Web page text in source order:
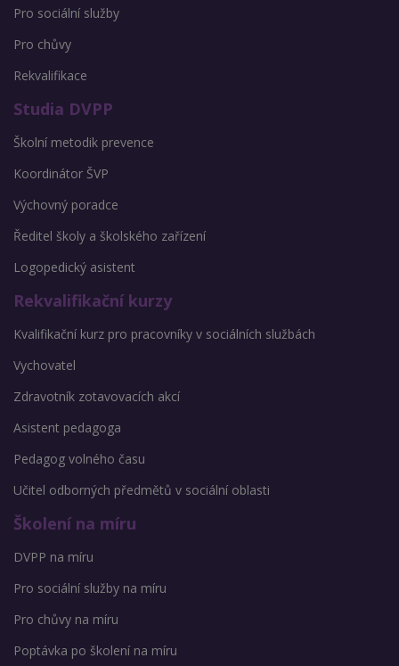
Pro sociální služby
Pro chůvy
Rekvalifikace
Studia DVPP
Školní metodik prevence
Koordinátor ŠVP
Výchovný poradce
Ředitel školy a školského zařízení
Logopedický asistent
Rekvalifikační kurzy
Kvalifikační kurz pro pracovníky v sociálních službách
Vychovatel
Zdravotník zotavovacích akcí
Asistent pedagoga
Pedagog volného času
Učitel odborných předmětů v sociální oblasti
Školení na míru
DVPP na míru
Pro sociální služby na míru
Pro chůvy na míru
Poptávka po školení na míru